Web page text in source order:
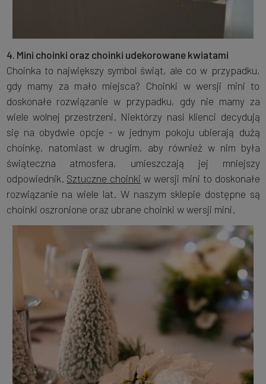
4. Mini choinki oraz choinki udekorowane kwiatami
Choinka to największy symbol świąt, ale co w przypadku,
gdy mamy za mało miejsca? Choinki w wersji mini to
doskonałe rozwiązanie w przypadku, gdy nie mamy za
wiele wolnej przestrzeni. Niektórzy nasi klienci decydują
się na obydwie opcje - w jednym pokoju ubierają dużą
choinkę, natomiast w drugim, aby również w nim była
świąteczna atmosfera, umieszczają jej mniejszy
odpowiednik. Sztuczne choinki w wersji mini to doskonałe
rozwiązanie na wiele lat. W naszym sklepie dostępne są
choinki oszronione oraz ubrane choinki w wersji mini.